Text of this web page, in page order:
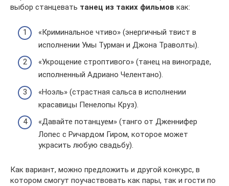
выбор станцевать танец из таких фильмов как:
«Криминальное чтиво» (энергичный твист в
исполнении Умы Турман и Джона Траволты).
«Укрощение строптивого» (танец на винограде,
исполненный Адриано Челентано).
«Ноэль» (страстная сальса в исполнении
красавицы Пенелопы Круз).
«Давайте потанцуем» (танго от Дженнифер
Лопес с Ричардом Гиром, которое может
украсить любую свадьбу).
Как вариант, можно предложить и другой конкурс, в
котором смогут поучаствовать как пары, так и гости по